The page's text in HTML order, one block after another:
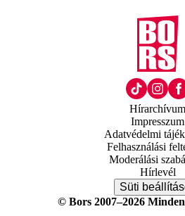
Hírarchívum
Impresszum
Adatvédelmi
Felhasználási
Moderálási
Hírlevél
Süti
© Bors 2007–2026